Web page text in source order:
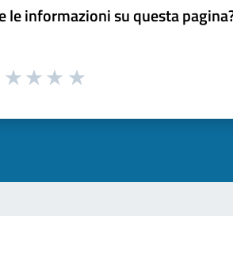
le informazioni su questa